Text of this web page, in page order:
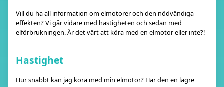
Vill du ha all information om elmotorer och den nödvändiga
effekten? Vi går vidare med hastigheten och sedan med
elförbrukningen. Är det värt att köra med en elmotor eller inte?!
Hastighet
Hur snabbt kan jag köra med min elmotor? Har den en lägre